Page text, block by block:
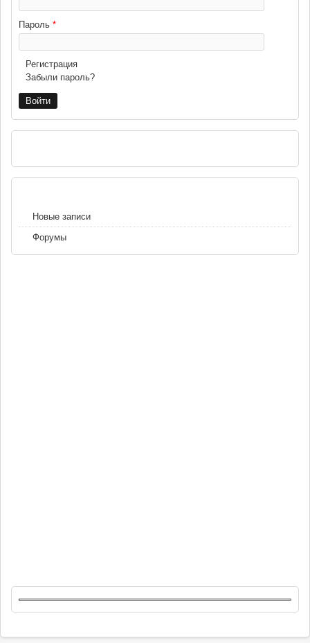
Пароль *
Регистрация
Забыли пароль?
Новые записи
Форумы